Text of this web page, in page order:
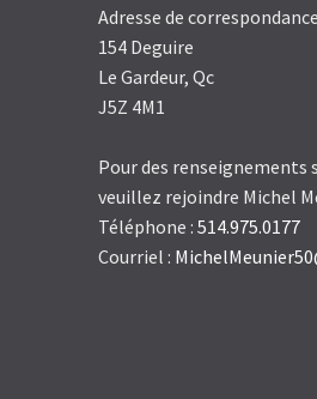
Adresse de correspondance
154 Deguire
Le Gardeur, Qc
J5Z 4M1
Pour des renseignements
veuillez rejoindre Michel
Téléphone : 514.975.0177
Courriel :